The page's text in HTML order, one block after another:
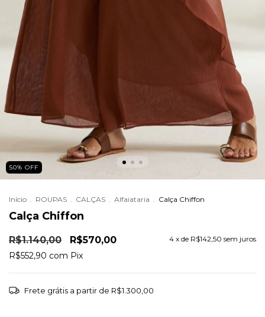
50% OFF
Início . ROUPAS . CALÇAS . Alfaiataria . Calça Chiffon
Calça Chiffon
R$1.140,00 R$570,00 4 x de R$142,50 sem juros
R$552,90 com Pix
Frete grátis a partir de R$1.300,00